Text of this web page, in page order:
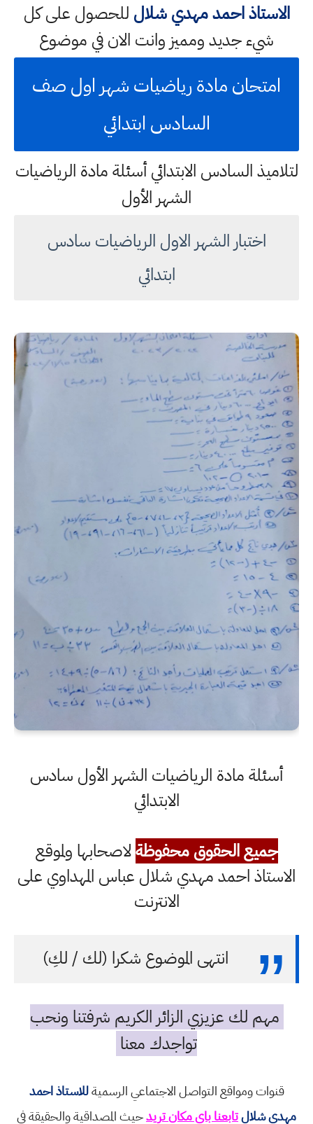
الاستاذ احمد مهدي شلال للحصول على كل
شيء جديد ومميز وانت الان في موضوع
امتحان مادة رياضيات شهر اول صف
السادس ابتدائي
لتلاميذ السادس الابتدائي أسئلة مادة الرياضيات
الشهر الأول
اختبار الشهر الاول الرياضيات سادس
ابتدائي
أسئلة مادة الرياضيات الشهر الأول سادس
الابتدائي
جميع الحقوق محفوظةلاصحابها ولموقع
الاستاذ احمد مهدي شلال عباس المهداوي على
الانترنت
انتهى الموضوع شكرا (لك / لكِ)
مهم لك عزيزي الزائر الكريم شرفتنا ونحب
تواجدك معنا
قنوات ومواقع التواصل الاجتماعي الرسميةللاستاذ احمد
مهدي شلالتابعنا باي مكان تريدحيث المصداقية والحقيقة في